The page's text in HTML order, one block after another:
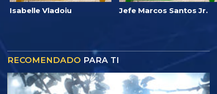
Isabelle Vladoiu Jefe Marcos Santos Jr.
RECOMENDADO PARA TI